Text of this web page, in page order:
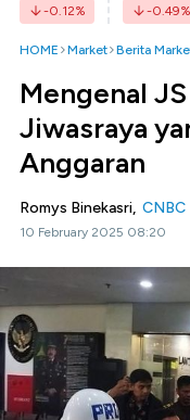
-0.12% -0.49%
HOME Market Berita
Mengenal
Jiwasraya
Anggaran
Romys Binekasri, CNBC
10 February 2025 08:20